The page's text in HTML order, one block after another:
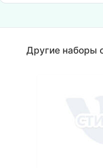
Другие наборы